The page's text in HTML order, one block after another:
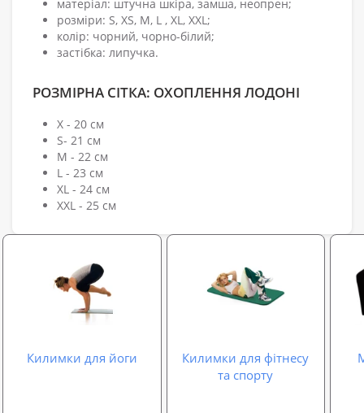
матеріал: штучна шкіра, замша, неопрен;
розміри: S, XS, M, L , XL, XXL;
колір: чорний, чорно-білий;
застібка: липучка.
РОЗМІРНА СІТКА: ОХОПЛЕННЯ ЛОДОНІ
X - 20 см
S- 21 см
M - 22 см
L - 23 см
XL - 24 см
XXL - 25 см
Килимки для йоги
Килимки для фітнесу
та спорту